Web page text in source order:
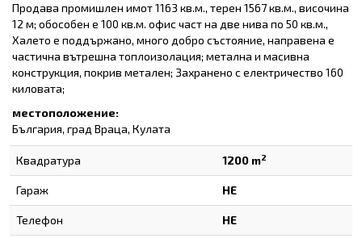
Продава промишлен имот 1163 кв.м., терен 1567 кв.м., височина
12 м; обособен е 100 кв.м. офис част на две нива по 50 кв.м.,
Халето е поддържано, много добро състояние, направена е
частична вътрешна топлоизолация; метална и масивна
конструкция, покрив метален; Захранено с електричество 160
киловата;
местоположение:
България, град Враца, Кулата
Квадратура 1200 m2
Гараж НЕ
Телефон НЕ